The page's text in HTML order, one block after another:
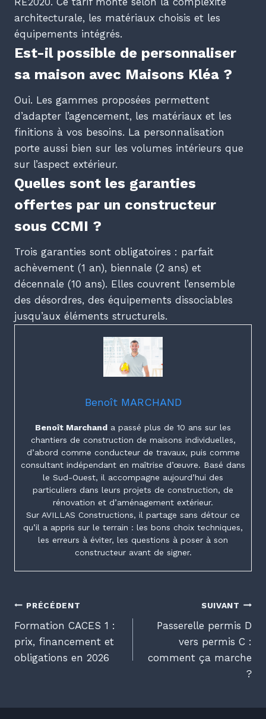
architecturale, les matériaux choisis et les
équipements intégrés.
Est-il possible de personnaliser
sa maison avec Maisons Kléa ?
Oui. Les gammes proposées permettent
d’adapter l’agencement, les matériaux et les
finitions à vos besoins. La personnalisation
porte aussi bien sur les volumes intérieurs que
sur l’aspect extérieur.
Quelles sont les garanties
offertes par un constructeur
sous CCMI ?
Trois garanties sont obligatoires : parfait
achèvement (1 an), biennale (2 ans) et
décennale (10 ans). Elles couvrent l’ensemble
des désordres, des équipements dissociables
jusqu’aux éléments structurels.
Benoît MARCHAND
Benoît Marchand a passé plus de 10 ans sur les
chantiers de construction de maisons individuelles,
d’abord comme conducteur de travaux, puis comme
consultant indépendant en maîtrise d’œuvre. Basé dans
le Sud-Ouest, il accompagne aujourd’hui des
particuliers dans leurs projets de construction, de
rénovation et d’aménagement extérieur.
Sur AVILLAS Constructions, il partage sans détour ce
qu’il a appris sur le terrain : les bons choix techniques,
les erreurs à éviter, les questions à poser à son
constructeur avant de signer.
Navigation
de
l’article
PRÉCÉDENT
Formation CACES 1 :
prix, financement et
obligations en 2026
SUIVANT
Passerelle permis D
vers permis C :
comment ça marche
?